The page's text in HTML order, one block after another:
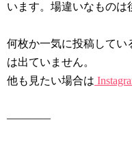
います。場違いなものは
何枚か一気に投稿してい
は出ていません。
他も見たい場合は
————